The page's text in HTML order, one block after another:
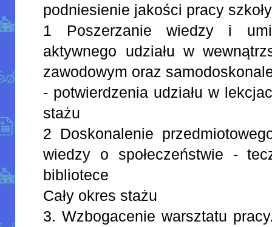
podniesienie jakości pracy
1 Poszerzanie wiedzy i
aktywnego udziału w
zawodowym oraz
- potwierdzenia udziału w
stażu
2 Doskonalenie
wiedzy o społeczeństwie -
bibliotece
Cały okres stażu
3. Wzbogacenie warsztatu